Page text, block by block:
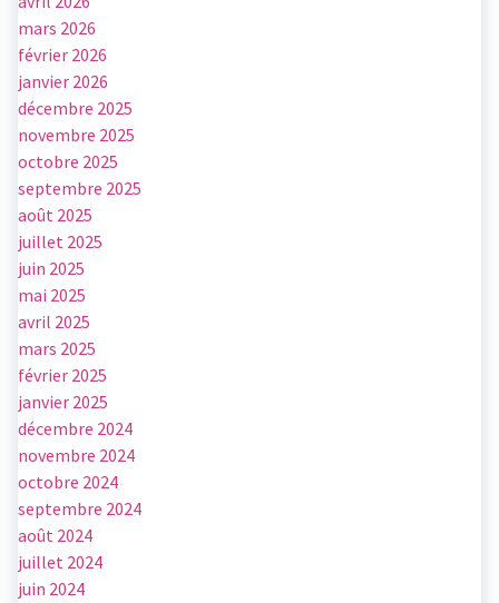
mars 2026
février 2026
janvier 2026
décembre 2025
novembre 2025
octobre 2025
septembre 2025
août 2025
juillet 2025
juin 2025
mai 2025
avril 2025
mars 2025
février 2025
janvier 2025
décembre 2024
novembre 2024
octobre 2024
septembre 2024
août 2024
juillet 2024
juin 2024